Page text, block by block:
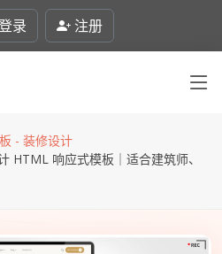
录 注册
- 装修设计
HTML 响应式模板｜适合建筑师、